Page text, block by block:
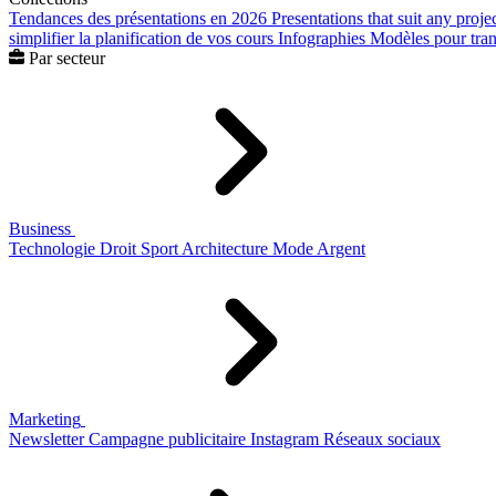
Tendances des présentations en 2026 Presentations that suit any
simplifier la planification de vos cours Infographies Modèles pour
Par secteur
Business
Technologie Droit Sport Architecture Mode Argent
Marketing
Newsletter Campagne publicitaire Instagram Réseaux sociaux